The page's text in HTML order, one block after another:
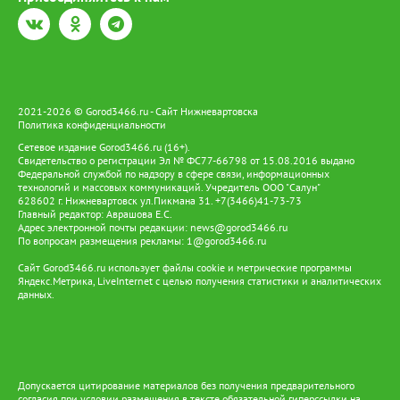
избрал меру пресечения для фигурантов. Предполагаемый
организатор отправлен под стражу, а его сообщник будет
дожидаться развития событий под подпиской о невыезде.
2021-2026 © Gorod3466.ru - Сайт Нижневартовска
Политика конфиденциальности
Сетевое издание Gorod3466.ru (16+).
Свидетельство о регистрации Эл № ФС77-66798 от 15.08.2016 выдано
Федеральной службой по надзору в сфере связи, информационных
технологий и массовых коммуникаций. Учредитель ООО "Салун"
628602 г. Нижневартовск ул.Пикмана 31. +7(3466)41-73-73
Главный редактор: Аврашова Е.С.
Адрес электронной почты редакции: news@gorod3466.ru
По вопросам размещения рекламы: 1@gorod3466.ru
Сайт Gorod3466.ru использует файлы cookie и метрические программы
Яндекс.Метрика, LiveInternet с целью получения статистики и аналитических
данных.
Допускается цитирование материалов без получения предварительного